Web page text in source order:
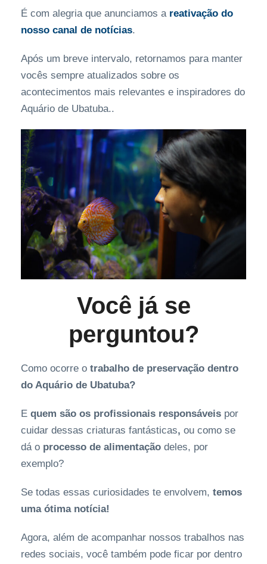
É com alegria que anunciamos a reativação do
nosso canal de notícias.
Após um breve intervalo, retornamos para manter
vocês sempre atualizados sobre os
acontecimentos mais relevantes e inspiradores do
Aquário de Ubatuba..
Você já se
perguntou?
Como ocorre o trabalho de preservação dentro
do Aquário de Ubatuba?
E quem são os profissionais responsáveis por
cuidar dessas criaturas fantásticas, ou como se
dá o processo de alimentação deles, por
exemplo?
Se todas essas curiosidades te envolvem, temos
uma ótima notícia!
Agora, além de acompanhar nossos trabalhos nas
redes sociais, você também pode ficar por dentro